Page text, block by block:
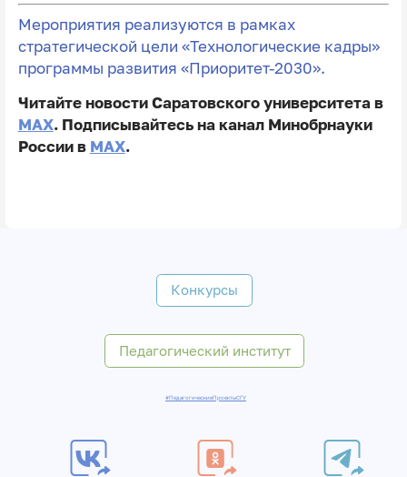
Мероприятия реализуются в рамках
стратегической цели «Технологические кадры»
программы развития «Приоритет-2030».
Читайте новости Саратовского университета в
MAX. Подписывайтесь на канал Минобрнауки
России в MAX.
Конкурсы
Педагогический институт
#ПедагогическиеПроектыСГУ